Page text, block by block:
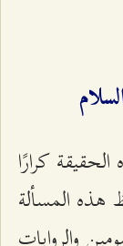
كرارًا
المسألة
والروايات